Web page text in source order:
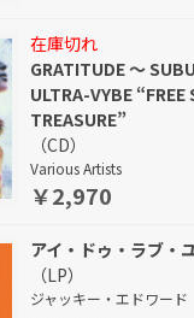
在庫切れ
GRATITUDE ～
ULTRA-VYBE “FREE
TREASURE”
（CD）
Various Artists
￥2,970
アイ・ドゥ・ラブ・
（LP）
ジャッキー・エドワード